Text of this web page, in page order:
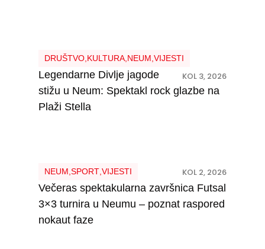
DRUŠTVO, KULTURA, NEUM VIJESTI
KOL 3, 2026
Legendarne Divlje jagode
stižu u Neum: Spektakl rock glazbe na
Plaži Stella
NEUM SPORT, VIJESTI KOL 2, 2026
Večeras spektakularna završnica Futsal
3×3 turnira u Neumu – poznat raspored
nokaut faze